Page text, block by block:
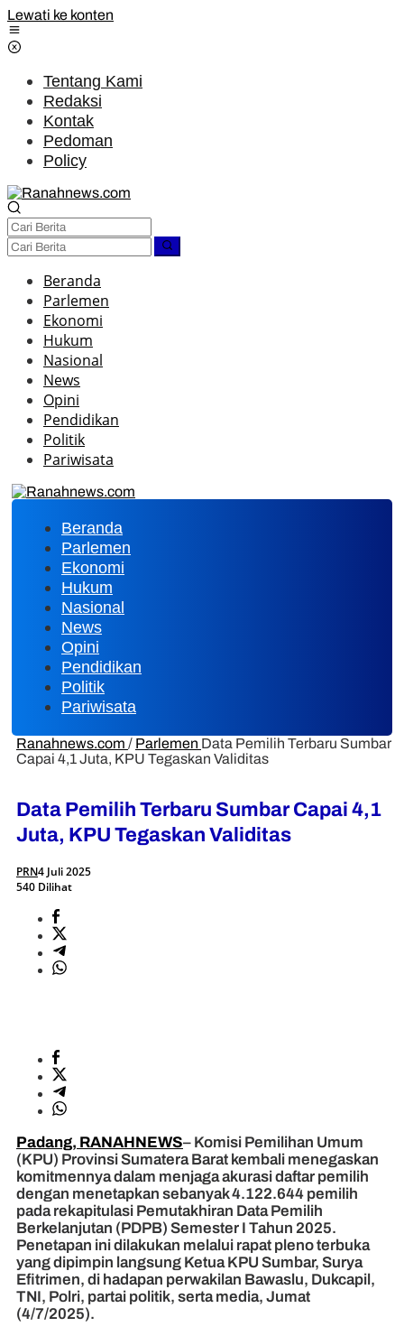
Lewati ke konten
Tentang Kami
Redaksi
Kontak
Pedoman
Policy
Beranda
Parlemen
Ekonomi
Hukum
Nasional
News
Opini
Pendidikan
Politik
Pariwisata
Beranda
Parlemen
Ekonomi
Hukum
Nasional
News
Opini
Pendidikan
Politik
Pariwisata
Ranahnews.com / Parlemen Data Pemilih Terbaru Sumbar
Capai 4,1 Juta, KPU Tegaskan Validitas
Data Pemilih Terbaru Sumbar Capai 4,1
Juta, KPU Tegaskan Validitas
PRN4 Juli 2025
540 Dilihat
Padang, RANAHNEWS– Komisi Pemilihan Umum
(KPU) Provinsi Sumatera Barat kembali menegaskan
komitmennya dalam menjaga akurasi daftar pemilih
dengan menetapkan sebanyak 4.122.644 pemilih
pada rekapitulasi Pemutakhiran Data Pemilih
Berkelanjutan (PDPB) Semester I Tahun 2025.
Penetapan ini dilakukan melalui rapat pleno terbuka
yang dipimpin langsung Ketua KPU Sumbar, Surya
Efitrimen, di hadapan perwakilan Bawaslu, Dukcapil,
TNI, Polri, partai politik, serta media, Jumat
(4/7/2025).